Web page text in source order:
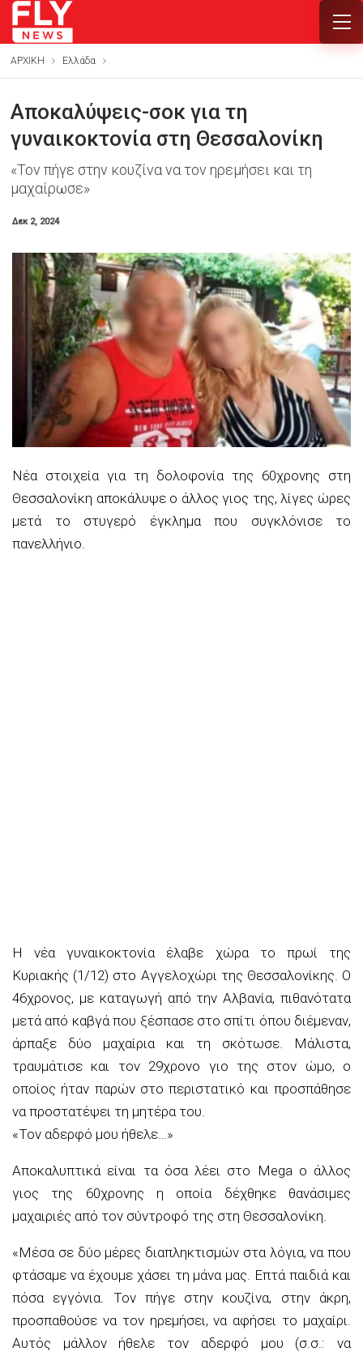
ΑΡΧΙΚΗ Ελλάδα
Αποκαλύψεις-σοκ για τη
γυναικοκτονία στη Θεσσαλονίκη
«Τον πήγε στην κουζίνα να τον ηρεμήσει και τη
μαχαίρωσε»
Δεκ 2, 2024
Νέα στοιχεία για τη δολοφονία της 60χρονης στη
Θεσσαλονίκη αποκάλυψε ο άλλος γιος της, λίγες ώρες
μετά το στυγερό έγκλημα που συγκλόνισε το
πανελλήνιο.
Η νέα γυναικοκτονία έλαβε χώρα το πρωί της
Κυριακής (1/12) στο Αγγελοχώρι της Θεσσαλονίκης. Ο
46χρονος, με καταγωγή από την Αλβανία, πιθανότατα
μετά από καβγά που ξέσπασε στο σπίτι όπου διέμεναν,
άρπαξε δύο μαχαίρια και τη σκότωσε. Μάλιστα,
τραυμάτισε και τον 29χρονο γιο της στον ώμο, ο
οποίος ήταν παρών στο περιστατικό και προσπάθησε
να προστατέψει τη μητέρα του.
«Τον αδερφό μου ήθελε…»
Αποκαλυπτικά είναι τα όσα λέει στο Mega ο άλλος
γιος της 60χρονης η οποία δέχθηκε θανάσιμες
μαχαιριές από τον σύντροφό της στη Θεσσαλονίκη.
«Mέσα σε δύο μέρες διαπληκτισμών στα λόγια, να που
φτάσαμε να έχουμε χάσει τη μάνα μας. Επτά παιδιά και
πόσα εγγόνια. Τον πήγε στην κουζίνα, στην άκρη,
προσπαθούσε να τον ηρεμήσει, να αφήσει το μαχαίρι.
Αυτός μάλλον ήθελε τον αδερφό μου (σ.σ.: να